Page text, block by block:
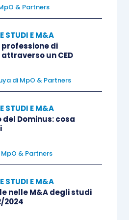
che oggi emerge sulla
tributaria, nonché delle
della AE, è il seguente:
142/E/2008 (indennità di
al socio receduto
di autonoma partita Iva)
di recesso in capo
uscente deve essere
a
TUIR) se il periodo di tempo
tra la costituzione della
del recesso è
cinque anni. Essendo
& Partners
STUDI E M&A
professione di
un CED
di MpO & Partners
STUDI E M&A
Dominus: cosa
& Partners
STUDI E M&A
nelle M&A degli studi
2024